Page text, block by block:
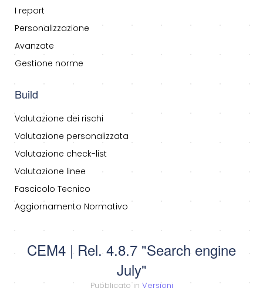
I report
Personalizzazione
Avanzate
Gestione norme
Build
Valutazione dei rischi
Valutazione personalizzata
Valutazione check-list
Valutazione linee
Fascicolo Tecnico
Aggiornamento Normativo
CEM4 | Rel. 4.8.7 "Search engine
July"
Pubblicato in Versioni